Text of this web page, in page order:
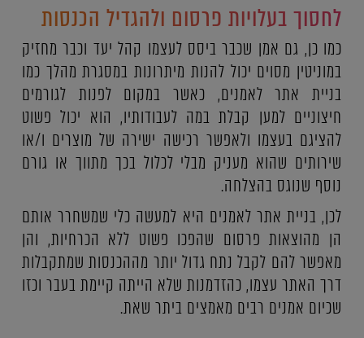
לחסוך בעלויות פרסום ולהגדיל הכנסות
כמו כן, גם אמן שכבר ביסס לעצמו קהל יעד וכבר מחזיק
במוניטין מסוים יכול להנות מיתרונות במסגרת מהלך כמו
בניית אתר לאמנים, כאשר במקום לפנות לגורמים
חיצוניים למען קבלת במה לעבודותיו, הוא יכול פשוט
להציגם בעצמו ולאפשר רכישה ישירה של מוצרים ו/או
שירותים שהוא מעניק מבלי לכלול בכך מתווך או גורם
נוסף שנוגס בהצלחה.
לכן, בניית אתר לאמנים היא למעשה כלי שמשחרר אותם
הן מהוצאות פרסום שהפכו פשוט ללא הכרחיות, והן
מאפשר להם לקבל נתח גדול יותר מההכנסות שמתקבלות
דרך האתר עצמו, כהזדמנות שלא הייתה קיימת בעבר וכזו
שכיום אמנים רבים מאמצים ביתר שאת.